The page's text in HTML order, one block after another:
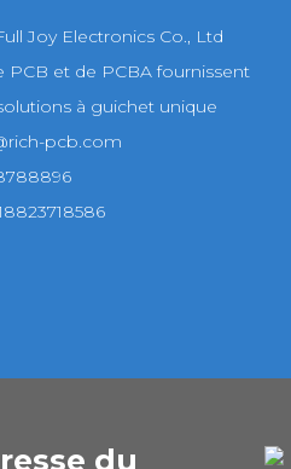
Joy Electronics Co., Ltd
PCB et de PCBA fournissent
à guichet unique
pcb.com
du